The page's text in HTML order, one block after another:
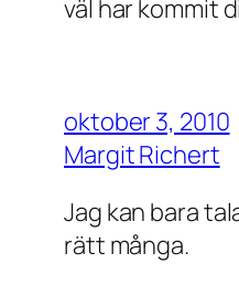
väl har kommit
oktober 3, 2010
Margit Richert
Jag kan bara
rätt många.